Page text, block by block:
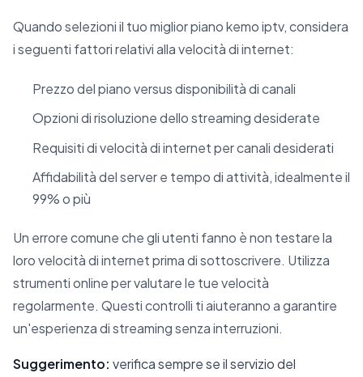
Quando selezioni il tuo miglior piano kemo iptv, considera
i seguenti fattori relativi alla velocità di internet:
Prezzo del piano versus disponibilità di canali
Opzioni di risoluzione dello streaming desiderate
Requisiti di velocità di internet per canali desiderati
Affidabilità del server e tempo di attività, idealmente il
99% o più
Un errore comune che gli utenti fanno è non testare la
loro velocità di internet prima di sottoscrivere. Utilizza
strumenti online per valutare le tue velocità
regolarmente. Questi controlli ti aiuteranno a garantire
un'esperienza di streaming senza interruzioni.
Suggerimento: verifica sempre se il servizio del